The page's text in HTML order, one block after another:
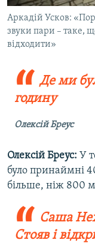
Аркадій Усков:
звуки пари – таке,
відходити»
Де ми
годину
Олексій Бреус
Олексій Бреус: У
було принаймні
більше, ніж 800
Саша
Стояв і